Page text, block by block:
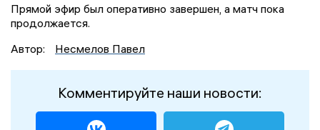
Прямой эфир был оперативно завершен, а матч пока
продолжается.
Автор:
Несмелов Павел
Комментируйте наши новости: